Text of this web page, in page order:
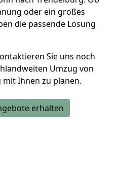
oder ein großes
die passende Lösung
Sie uns noch
Umzug von
Ihnen zu planen.
erhalten